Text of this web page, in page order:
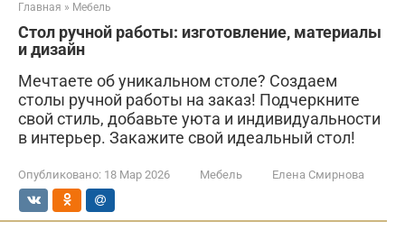
Главная » Мебель
Стол ручной работы: изготовление, материалы
и дизайн
Мечтаете об уникальном столе? Создаем
столы ручной работы на заказ! Подчеркните
свой стиль, добавьте уюта и индивидуальности
в интерьер. Закажите свой идеальный стол!
Опубликовано: 18 Мар 2026 Мебель Елена Смирнова